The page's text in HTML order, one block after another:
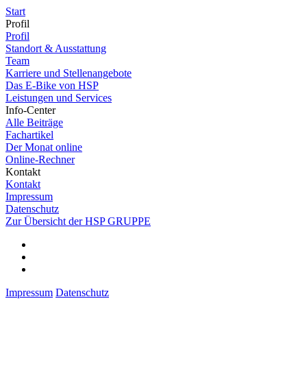
Start
Profil
Profil
Standort & Ausstattung
Team
Karriere und Stellenangebote
Das E-Bike von HSP
Leistungen und Services
Info-Center
Alle Beiträge
Fachartikel
Der Monat online
Online-Rechner
Kontakt
Kontakt
Impressum
Datenschutz
Zur Übersicht der HSP GRUPPE
Impressum Datenschutz